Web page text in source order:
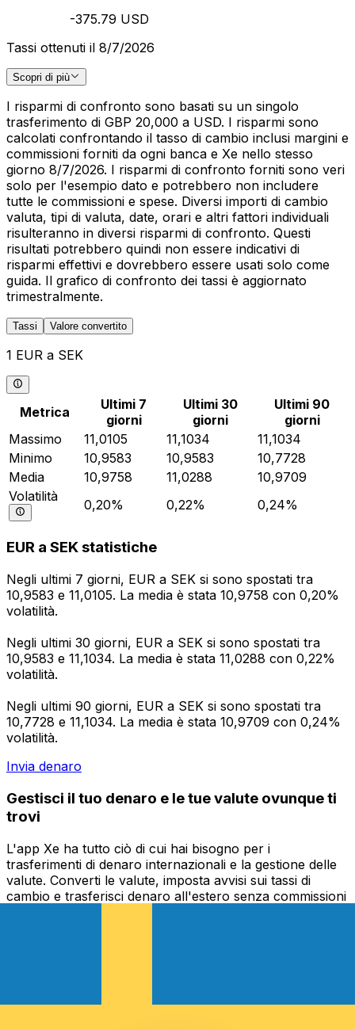
-375.79 USD
Tassi ottenuti il 8/7/2026
Scopri di più
I risparmi di confronto sono basati su un singolo
trasferimento di GBP 20,000 a USD. I risparmi sono
calcolati confrontando il tasso di cambio inclusi margini e
commissioni forniti da ogni banca e Xe nello stesso
giorno 8/7/2026. I risparmi di confronto forniti sono veri
solo per l'esempio dato e potrebbero non includere
tutte le commissioni e spese. Diversi importi di cambio
valuta, tipi di valuta, date, orari e altri fattori individuali
risulteranno in diversi risparmi di confronto. Questi
risultati potrebbero quindi non essere indicativi di
risparmi effettivi e dovrebbero essere usati solo come
guida. Il grafico di confronto dei tassi è aggiornato
trimestralmente.
Tassi Valore convertito
1 EUR a SEK
Metrica
Ultimi 7
giorni
Ultimi 30
giorni
Ultimi 90
giorni
Massimo
11,0105 11,1034
11,1034
Minimo
10,9583 10,9583
10,7728
Media
10,9758 11,0288
10,9709
Volatilità
0,20% 0,22% 0,24%
EUR a SEK statistiche
Negli ultimi 7 giorni, EUR a SEK si sono spostati tra
10,9583 e 11,0105. La media è stata 10,9758 con 0,20%
volatilità.
Negli ultimi 30 giorni, EUR a SEK si sono spostati tra
10,9583 e 11,1034. La media è stata 11,0288 con 0,22%
volatilità.
Negli ultimi 90 giorni, EUR a SEK si sono spostati tra
10,7728 e 11,1034. La media è stata 10,9709 con 0,24%
volatilità.
Invia denaro
Gestisci il tuo denaro e le tue valute ovunque ti
trovi
L'app Xe ha tutto ciò di cui hai bisogno per i
trasferimenti di denaro internazionali e la gestione delle
valute. Converti le valute, imposta avvisi sui tassi di
cambio e trasferisci denaro all'estero senza commissioni